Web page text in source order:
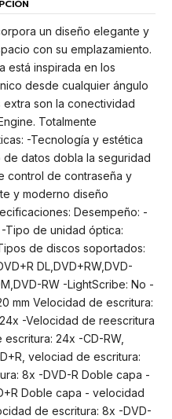
un diseño elegante y
con su emplazamiento.
está inspirada en los
desde cualquier ángulo
extra son la conectividad
Totalmente
-Tecnología y estética
datos dobla la seguridad
control de contraseña y
y moderno diseño
Desempeño: -
Tipo de unidad óptica:
de discos soportados:
DL,DVD+RW,DVD-
RW -LightScribe: No -
mm Velocidad de escritura:
-Velocidad de reescritura
24x -CD-RW,
velociad de escritura:
8x -DVD-R Doble capa -
Doble capa - velocidad
de escritura: 8x -DVD-